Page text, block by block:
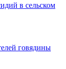
в сельском
говядины